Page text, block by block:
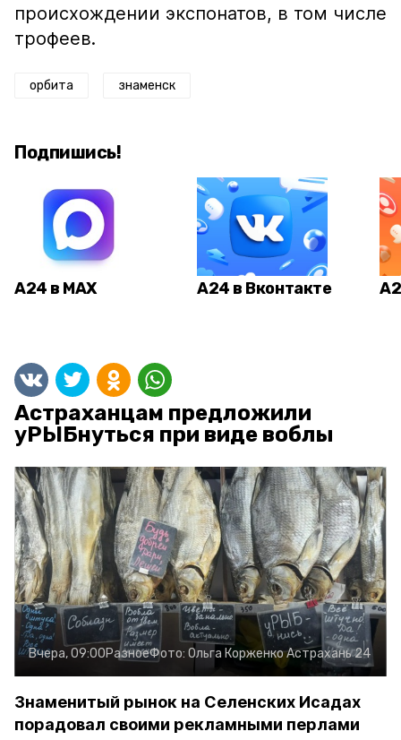
происхождении экспонатов, в том числе
трофеев.
орбита знаменск
Подпишись!
А24 в MAX А24 в Вконтакте
Астраханцам предложили
уРЫБнуться при виде воблы
Вчера, 09:00РазноеФото: Ольга КорженкоАстрахань 24
Знаменитый рынок на Селенских Исадах
порадовал своими рекламными перлами